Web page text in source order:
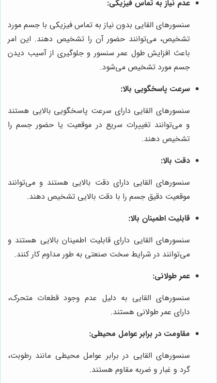
عدم نیاز به تماس فیزیکی:
سنسورهای القایی بدون نیاز به تماس فیزیکی با جسم مورد
تشخیص، می‌توانند حضور آن را تشخیص دهند. این امر
باعث افزایش طول عمر سنسور و جلوگیری از آسیب دیدن
جسم مورد تشخیص می‌شود.
سرعت پاسخگویی بالا:
سنسورهای القایی دارای سرعت پاسخگویی بالایی هستند
و می‌توانند تغییرات سریع در موقعیت یا حضور جسم را
تشخیص دهند.
دقت بالا:
سنسورهای القایی دارای دقت بالایی هستند و می‌توانند
موقعیت دقیق جسم را با دقت بالایی تشخیص دهند.
قابلیت اطمینان بالا:
سنسورهای القایی دارای قابلیت اطمینان بالایی هستند و
می‌توانند در شرایط سخت صنعتی به طور مداوم کار کنند.
عمر طولانی:
سنسورهای القایی به دلیل عدم وجود قطعات متحرک،
دارای عمر طولانی هستند.
مقاومت در برابر عوامل محیطی:
سنسورهای القایی در برابر عوامل محیطی مانند رطوبت،
گرد و غبار و ضربه مقاوم هستند.